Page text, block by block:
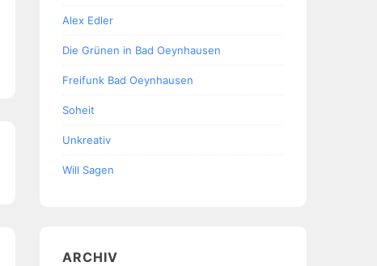
Alex Edler
Die Grünen in Bad Oeynhausen
Freifunk Bad Oeynhausen
Soheit
Unkreativ
Will Sagen
ARCHIV